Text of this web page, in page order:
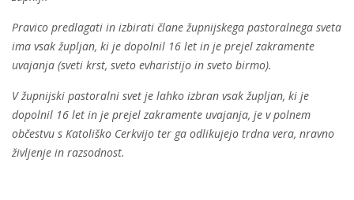
Pravico predlagati in izbirati člane župnijskega pastoralnega sveta
ima vsak župljan, ki je dopolnil 16 let in je prejel zakramente
uvajanja (sveti krst, sveto evharistijo in sveto birmo).
V župnijski pastoralni svet je lahko izbran vsak župljan, ki je
dopolnil 16 let in je prejel zakramente uvajanja, je v polnem
občestvu s Katoliško Cerkvijo ter ga odlikujejo trdna vera, nravno
življenje in razsodnost.